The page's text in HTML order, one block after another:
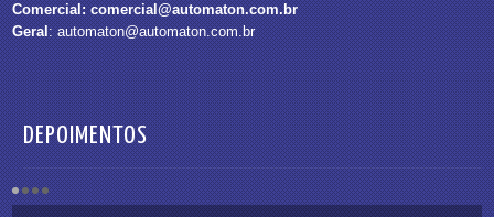
Comercial:comercial@automaton.com.br
Geral:automaton@automaton.com.br
DEPOIMENTOS